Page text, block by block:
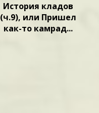
История кладов
(ч.9), или Пришел
как-то камрад...